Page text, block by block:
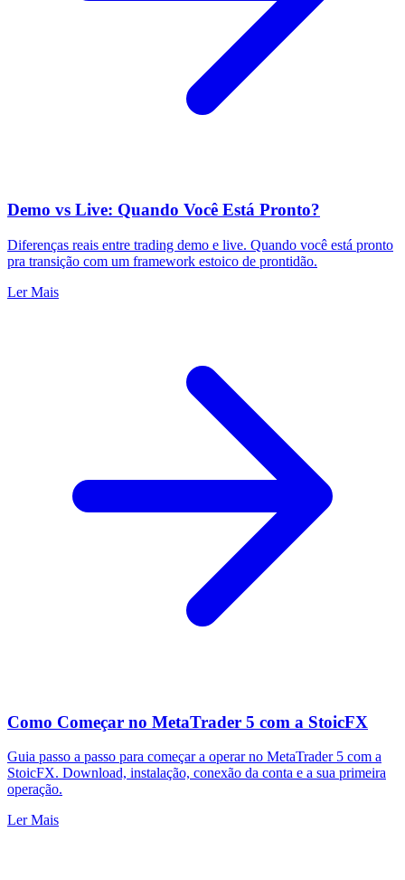
Demo vs Live: Quando Você Está Pronto?
Diferenças reais entre trading demo e live. Quando você está pronto
pra transição com um framework estoico de prontidão.
Ler Mais
Como Começar no MetaTrader 5 com a StoicFX
Guia passo a passo para começar a operar no MetaTrader 5 com a
StoicFX. Download, instalação, conexão da conta e a sua primeira
operação.
Ler Mais